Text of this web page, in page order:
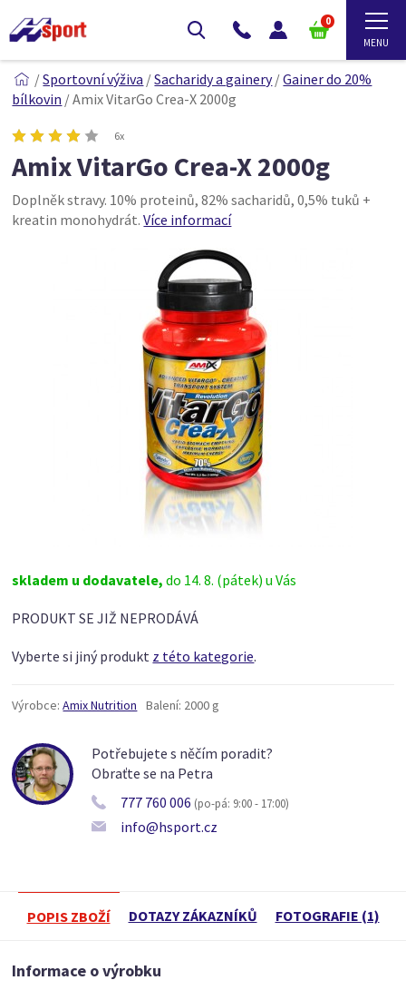
0
/Sportovní výživa /Sacharidy a gainery/Gainer do 20%
bílkovin /Amix VitarGo Crea-X 2000g
6x
Amix VitarGo Crea-X 2000g
Doplněk stravy. 10% proteinů, 82% sacharidů, 0,5% tuků +
kreatin monohydrát.Více informací
skladem u dodavatele,do 14. 8. (pátek) u Vás
PRODUKT SE JIŽ NEPRODÁVÁ
Vyberte si jiný produkt z této kategorie.
Výrobce: Amix Nutrition Balení: 2000 g
Potřebujete s něčím poradit?
Obraťte se na Petra
777 760 006 (po-pá: 9:00 - 17:00)
info@hsport.cz
POPIS ZBOŽÍ DOTAZY ZÁKAZNÍKŮ FOTOGRAFIE (1)
Informace o výrobku